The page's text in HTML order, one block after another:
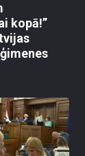
kopā!”